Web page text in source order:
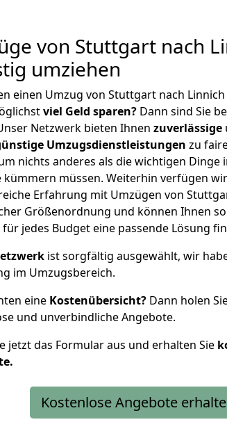
von Stuttgart nach
umziehen
einen Umzug von Stuttgart nach
viel Geld sparen? Dann sind Sie
Netzwerk bieten Ihnen zuverlässige
Umzugsdienstleistungen zu
nichts anderes als die wichtigen Dinge
kümmern müssen. Weiterhin verfügen
Erfahrung mit Umzügen von
Größenordnung und können Ihnen
jedes Budget eine passende Lösung
ist sorgfältig ausgewählt, wir
im Umzugsbereich.
eine Kostenübersicht? Dann holen
und unverbindliche Angebote.
jetzt das Formular aus und erhalten Sie
Kostenlose Angebote